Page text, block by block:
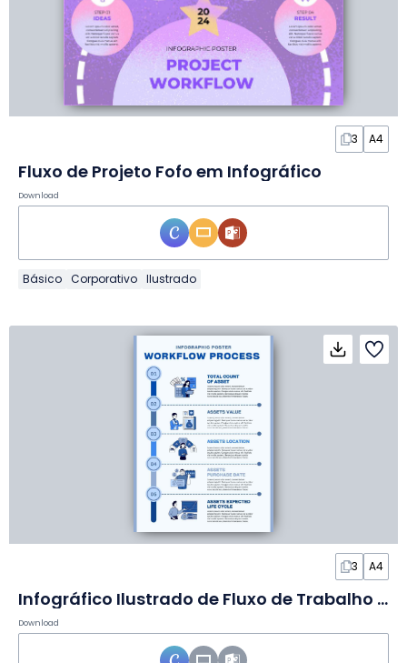
3 A4
Fluxo de Projeto Fofo em Infográfico
Download
Básico Corporativo Ilustrado
3 A4
Infográfico Ilustrado de Fluxo de Trabalho em Slides
Download